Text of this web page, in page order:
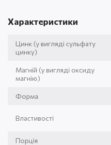
Характеристики
Цинк (у вигляді сульфату
цинку)
Магній (у вигляді оксиду
магнію)
Форма
Властивості
Порція